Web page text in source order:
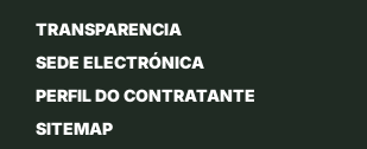
TRANSPARENCIA
SEDE ELECTRÓNICA
PERFIL DO CONTRATANTE
SITEMAP